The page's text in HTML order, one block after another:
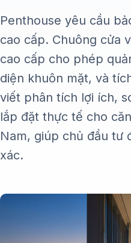
Penthouse yêu cầu
cao cấp. Chuông cửa
cao cấp cho phép
diện khuôn mặt, và
viết phân tích lợi ích,
lắp đặt thực tế cho
Nam, giúp chủ đầu tư
xác.